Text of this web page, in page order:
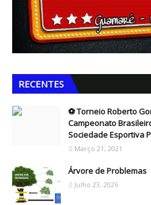
RECENTES
⚽ Torneio Roberto
Campeonato
Sociedade Esportiva
Março 21, 2021
Árvore de Problemas
Julho 23, 2026